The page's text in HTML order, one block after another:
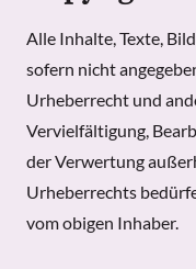
Alle Inhalte, Texte,
sofern nicht
Urheberrecht und
Vervielfältigung,
der Verwertung
Urheberrechts
vom obigen Inhaber.